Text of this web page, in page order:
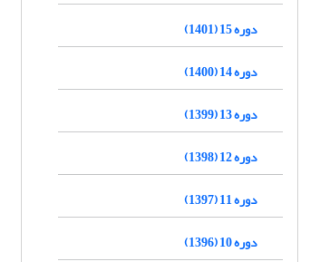
دوره 15 (1401)
دوره 14 (1400)
دوره 13 (1399)
دوره 12 (1398)
دوره 11 (1397)
دوره 10 (1396)